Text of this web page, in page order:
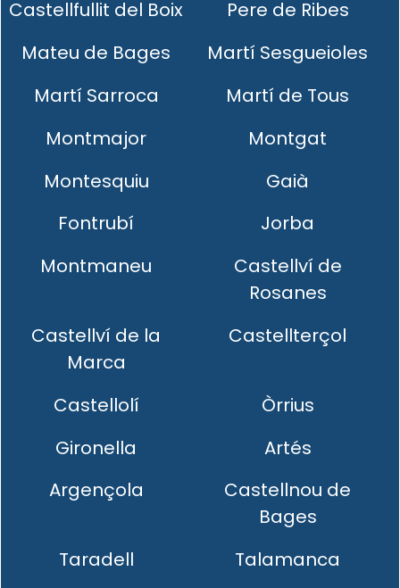
Castellfullit del Boix
Pere de Ribes
Mateu de Bages
Martí Sesgueioles
Martí Sarroca
Martí de Tous
Montmajor
Montgat
Montesquiu
Gaià
Fontrubí
Jorba
Montmaneu
Castellví de
Rosanes
Castellví de la
Marca
Castellterçol
Castellolí
Òrrius
Gironella
Artés
Argençola
Castellnou de
Bages
Taradell
Talamanca